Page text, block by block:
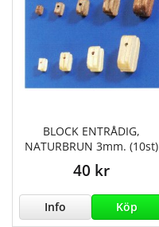
BLOCK ENTRÅDIG,
NATURBRUN 3mm. (10st)
40 kr
Info Köp